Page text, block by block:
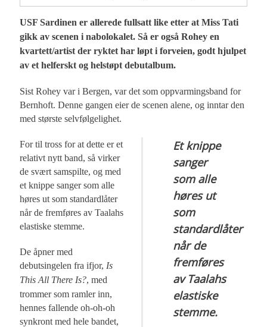
USF Sardinen er allerede fullsatt like etter at Miss Tati
gikk av scenen i nabolokalet. Så er også Rohey en
kvartett/artist der ryktet har løpt i forveien, godt hjulpet
av et helferskt og helstøpt debutalbum.
Sist Rohey var i Bergen, var det som oppvarmingsband for
Bernhoft. Denne gangen eier de scenen alene, og inntar den
med største selvfølgelighet.
Et knippe
sanger
som alle
høres ut
som
standardlåter
når de
fremføres
av Taalahs
elastiske
stemme.
For til tross for at dette er et
relativt nytt band, så virker
de svært samspilte, og med
et knippe sanger som alle
høres ut som standardlåter
når de fremføres av Taalahs
elastiske stemme.
De åpner med
debutsingelen fra ifjor, Is
This All There Is?, med
trommer som ramler inn,
hennes fallende oh-oh-oh
synkront med hele bandet,